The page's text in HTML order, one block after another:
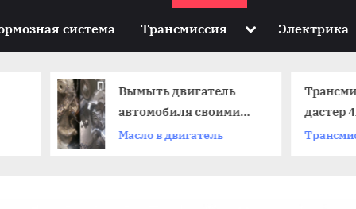
система Трансмиссия Toggle
menu
Электрика
Вымыть двигатель
автомобиля своими
руками от масла
Масло в двигатель
Трансмиссия
дастер 4х4
Трансмиссия